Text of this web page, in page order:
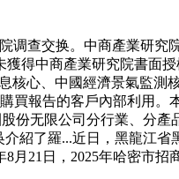
查交换。中商產業研究
得中商產業研究院書面
心、中國經濟景氣監
買報告的客戶內部利用
份无限公司分行業、分
紹了羅...近日，黑龍江
8月21日，2025年哈密市招